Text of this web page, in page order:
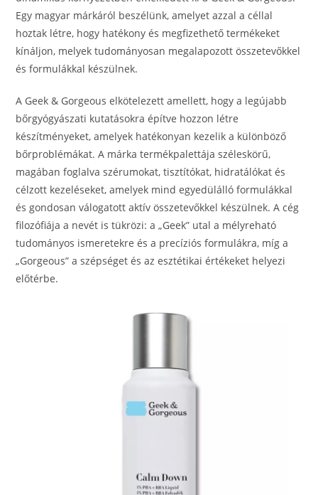
Egy magyar márkáról beszélünk, amelyet azzal a céllal
hoztak létre, hogy hatékony és megfizethető termékeket
kínáljon, melyek tudományosan megalapozott összetevőkkel
és formulákkal készülnek.
A Geek & Gorgeous elkötelezett amellett, hogy a legújabb
bőrgyógyászati kutatásokra építve hozzon létre
készítményeket, amelyek hatékonyan kezelik a különböző
bőrproblémákat. A márka termékpalettája széleskörű,
magában foglalva szérumokat, tisztítókat, hidratálókat és
célzott kezeléseket, amelyek mind egyedülálló formulákkal
és gondosan válogatott aktív összetevőkkel készülnek. A cég
filozófiája a nevét is tükrözi: a „Geek” utal a mélyreható
tudományos ismeretekre és a precíziós formulákra, míg a
„Gorgeous” a szépséget és az esztétikai értékeket helyezi
előtérbe.